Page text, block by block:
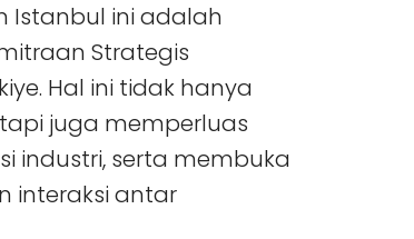
Istanbul ini adalah
Strategis
Hal ini tidak hanya
juga memperluas
industri, serta membuka
interaksi antar